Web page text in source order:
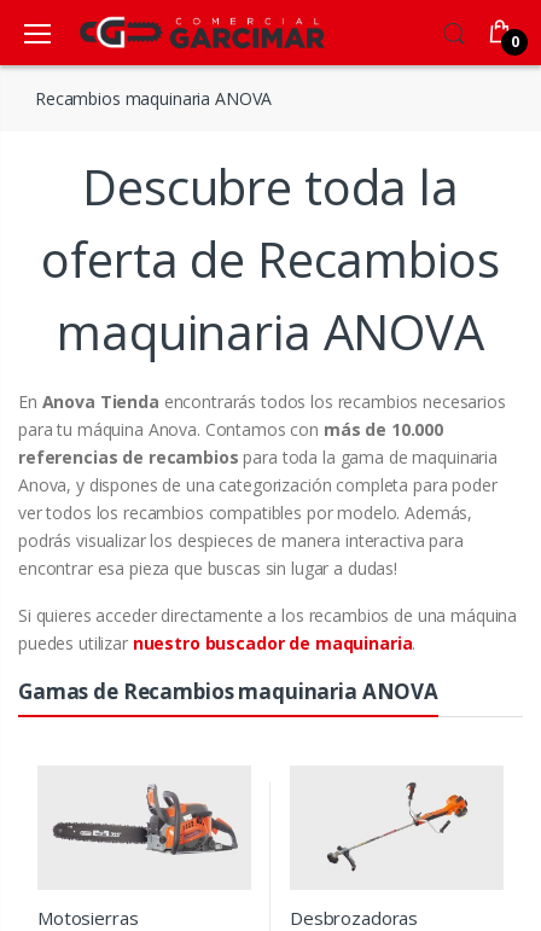
0
Recambios maquinaria ANOVA
Descubre toda la
oferta de Recambios
maquinaria ANOVA
En Anova Tienda encontrarás todos los recambios necesarios
para tu máquina Anova. Contamos con más de 10.000
referencias de recambios para toda la gama de maquinaria
Anova, y dispones de una categorización completa para poder
ver todos los recambios compatibles por modelo. Además,
podrás visualizar los despieces de manera interactiva para
encontrar esa pieza que buscas sin lugar a dudas!
Si quieres acceder directamente a los recambios de una máquina
puedes utilizar nuestro buscador de maquinaria.
Gamas de Recambios maquinaria ANOVA
Motosierras
Desbrozadoras